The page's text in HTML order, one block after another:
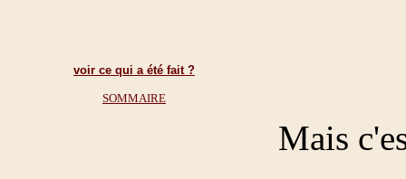
voir ce qui a été fait ?
SOMMAIRE
Mais